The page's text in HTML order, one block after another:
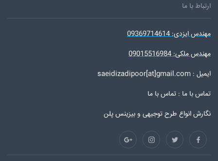
ارتباط با ما
مهندس ایزدی: 09369714614
مهندس ملکی: 09015516984
ایمیل : saeidizadipoor[at]gmail.com
تماس با ما : تماس با ما
نگارش انواع طرح توجیهی و بیزینس پلن